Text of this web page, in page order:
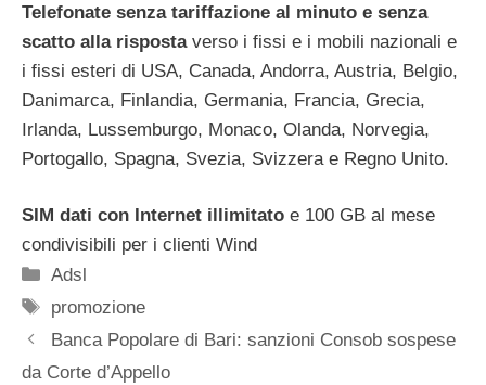
Telefonate senza tariffazione al minuto e senza
scatto alla rispostaverso i fissi e i mobili nazionali e
i fissi esteri di USA, Canada, Andorra, Austria, Belgio,
Danimarca, Finlandia, Germania, Francia, Grecia,
Irlanda, Lussemburgo, Monaco, Olanda, Norvegia,
Portogallo, Spagna, Svezia, Svizzera e Regno Unito.
SIM dati con Internet illimitato e 100 GB al mese
condivisibili per i clienti Wind
Categorie
Adsl
Tag
promozione
Banca Popolare di Bari: sanzioni Consob sospese
da Corte d’Appello